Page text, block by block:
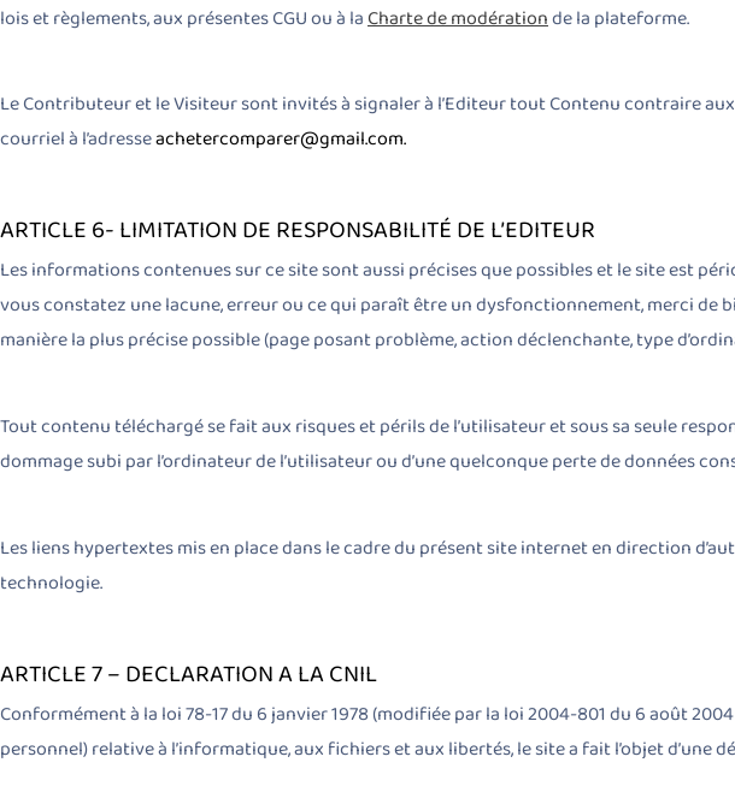
lois et règlements, aux présentes CGU ou à laCharte de modérationde la plateforme.
Le Contributeur et le Visiteur sont invités à signaler à l’Editeur tout Contenu contraire
courriel à l’adresseachetercomparer@gmail.com.
ARTICLE 6- LIMITATION DE RESPONSABILITÉ DE L’EDITEUR
Les informations contenues sur ce site sont aussi précises que possibles et le site est
vous constatez une lacune, erreur ou ce qui paraît être un dysfonctionnement, merci de
manière la plus précise possible (page posant problème, action déclenchante, type
Tout contenu téléchargé se fait aux risques et périls de l’utilisateur et sous sa seule
dommage subi par l’ordinateur de l’utilisateur ou d’une quelconque perte de données
Les liens hypertextes mis en place dans le cadre du présent site internet en direction
technologie.
ARTICLE 7 – DECLARATION A LA CNIL
Conformément à la loi 78-17 du 6 janvier 1978 (modifiée par la loi 2004-801 du 6 août
personnel) relative à l’informatique, aux fichiers et aux libertés, le site a fait l’objet